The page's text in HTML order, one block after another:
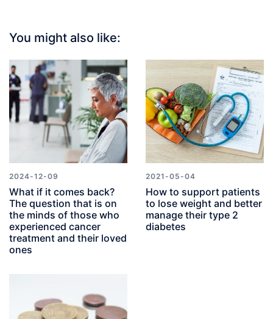
You might also like:
2024-12-09
What if it comes back?
The question that is on
the minds of those who
experienced cancer
treatment and their loved
ones
2021-05-04
How to support patients
to lose weight and better
manage their type 2
diabetes